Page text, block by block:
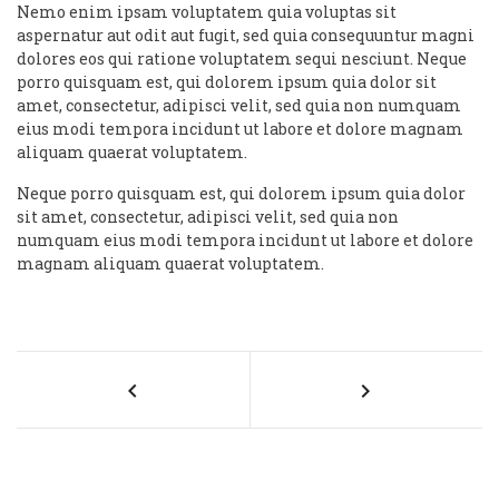
Nemo enim ipsam voluptatem quia voluptas sit
aspernatur aut odit aut fugit, sed quia consequuntur magni
dolores eos qui ratione voluptatem sequi nesciunt. Neque
porro quisquam est, qui dolorem ipsum quia dolor sit
amet, consectetur, adipisci velit, sed quia non numquam
eius modi tempora incidunt ut labore et dolore magnam
aliquam quaerat voluptatem.
Neque porro quisquam est, qui dolorem ipsum quia dolor
sit amet, consectetur, adipisci velit, sed quia non
numquam eius modi tempora incidunt ut labore et dolore
magnam aliquam quaerat voluptatem.